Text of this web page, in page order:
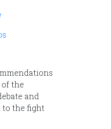
the
and
to the fight